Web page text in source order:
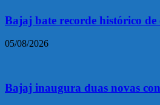
Bajaj bate recorde histórico
05/08/2026
Bajaj inaugura duas novas